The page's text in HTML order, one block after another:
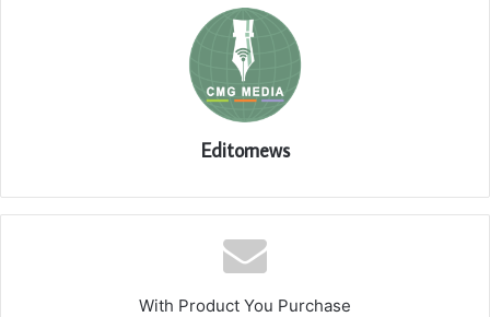
Editornews
With Product You Purchase